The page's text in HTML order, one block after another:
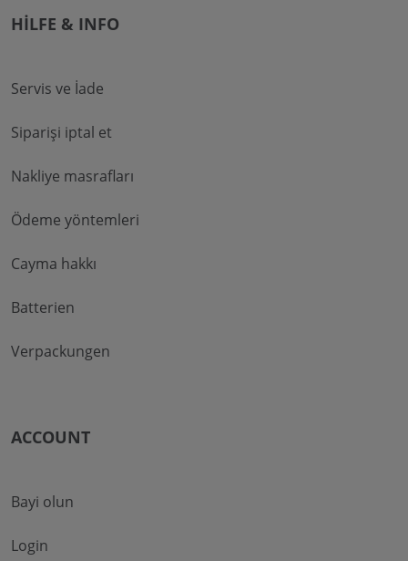
HILFE & INFO
Servis ve İade
Siparişi iptal et
Nakliye masrafları
Ödeme yöntemleri
Cayma hakkı
Batterien
Verpackungen
ACCOUNT
Bayi olun
Login